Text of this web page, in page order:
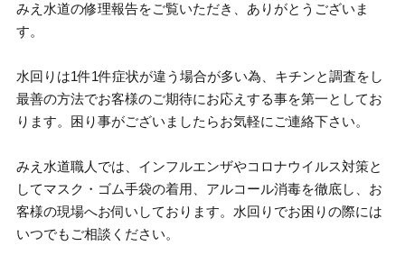
みえ水道の修理報告をご覧いただき、ありがとうございま
す。
水回りは1件1件症状が違う場合が多い為、キチンと調査をし
最善の方法でお客様のご期待にお応えする事を第一としてお
ります。困り事がございましたらお気軽にご連絡下さい。
みえ水道職人では、インフルエンザやコロナウイルス対策と
してマスク・ゴム手袋の着用、アルコール消毒を徹底し、お
客様の現場へお伺いしております。水回りでお困りの際には
いつでもご相談ください。